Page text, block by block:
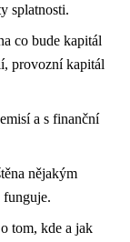
splatnosti.
co bude kapitál
provozní kapitál
a s finanční
nějakým
funguje.
tom, kde a jak